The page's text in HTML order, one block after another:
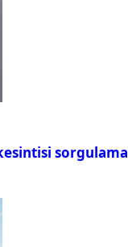
sorgulama